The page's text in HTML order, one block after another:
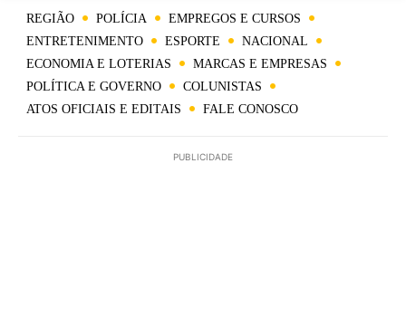
REGIÃO POLÍCIA
EMPREGOS E CURSOS
ENTRETENIMENTO
ESPORTE
NACIONAL
ECONOMIA E LOTERIAS
MARCAS E EMPRESAS
POLÍTICA E GOVERNO
COLUNISTAS
ATOS OFICIAIS E EDITAIS
FALE CONOSCO
PUBLICIDADE